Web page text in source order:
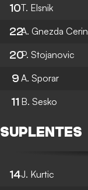
10T. Elsnik
22A. Gnezda Cerin
20P. Stojanovic
9 A. Sporar
11 B. Sesko
SUPLENTES
14J. Kurtic